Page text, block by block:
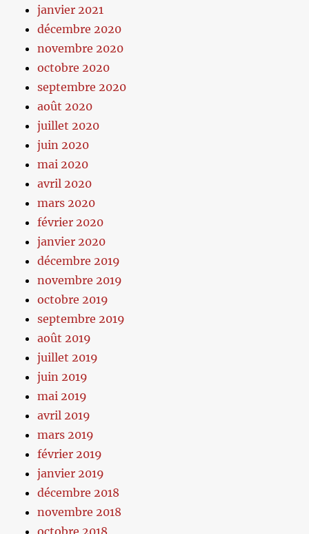
janvier 2021
décembre 2020
novembre 2020
octobre 2020
septembre 2020
août 2020
juillet 2020
juin 2020
mai 2020
avril 2020
mars 2020
février 2020
janvier 2020
décembre 2019
novembre 2019
octobre 2019
septembre 2019
août 2019
juillet 2019
juin 2019
mai 2019
avril 2019
mars 2019
février 2019
janvier 2019
décembre 2018
novembre 2018
octobre 2018